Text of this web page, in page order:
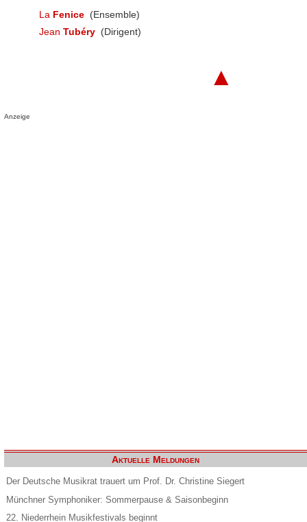
La Fenice (Ensemble)
Jean Tubéry (Dirigent)
▲
Anzeige
Aktuelle Meldungen
Der Deutsche Musikrat trauert um Prof. Dr. Christine Siegert
Münchner Symphoniker: Sommerpause & Saisonbeginn
22. Niederrhein Musikfestivals beginnt